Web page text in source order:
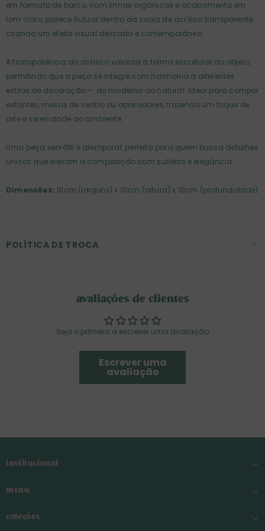
em formato de barco, com linhas orgânicas e acabamento em
tom claro, parece flutuar dentro da caixa de acrílico transparente,
criando um efeito visual delicado e contemporâneo.
A transparência do acrílico valoriza a forma escultural do objeto,
permitindo que a peça se integre com harmonia a diferentes
estilos de decoração — do moderno ao natural. Ideal para compor
estantes, mesas de centro ou aparadores, trazendo um toque de
arte e serenidade ao ambiente.
Uma peça versátil e atemporal, perfeita para quem busca detalhes
únicos que elevam a composição com sutileza e elegância.
Dimensões: 18cm (largura) x 10cm (altura) x 10cm (profundidade)
POLÍTICA DE TROCA
avaliações de clientes
Seja o primeiro a escrever uma avaliação
Escrever uma
avaliação
institucional
menu
coleções